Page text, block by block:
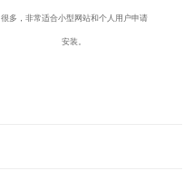
很多，非常适合小型网站和个人用户申请
安装。